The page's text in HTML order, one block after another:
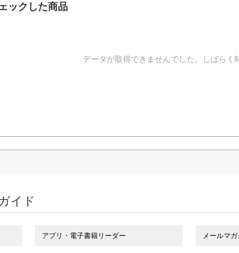
ックした商品
データが取得できませんでした。しばらく
イド
アプリ・電子書籍リーダー メールマ